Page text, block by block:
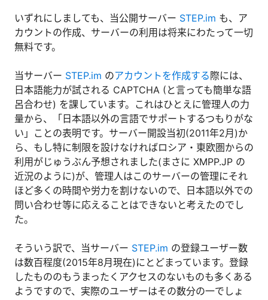
いずれにしましても、当公開サーバー STEP.im も、ア
カウントの作成、サーバーの利用は将来にわたって一切
無料です。
当サーバー STEP.im のアカウントを作成する 際には、
日本語能力が試される CAPTCHA (と言っても簡単な語
呂合わせ) を課しています。これはひとえに管理人の力
量から、「日本語以外の言語でサポートするつもりがな
い」ことの表明です。サーバー開設当初(2011年2月)か
ら、もし特に制限を設けなければロシア・東欧圏からの
利用がじゅうぶん予想されました(まさに XMPP.JP の
近況のように)が、管理人はこのサーバーの管理にそれ
ほど多くの時間や労力を割けないので、日本語以外での
問い合わせ等に応えることはできないと考えたのでし
た。
そういう訳で、当サーバー STEP.im の登録ユーザー数
は数百程度(2015年8月現在)にとどまっています。登録
したもののもうまったくアクセスのないものも多くある
ようですので、実際のユーザーはその数分の一でしょ